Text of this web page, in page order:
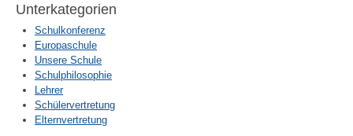
Unterkategorien
Schulkonferenz
Europaschule
Unsere Schule
Schulphilosophie
Lehrer
Schülervertretung
Elternvertretung